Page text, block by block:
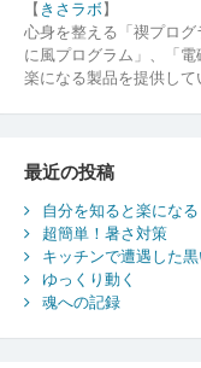
【 きさラボ】
心身を整える「禊プロ
に風プログラム」、「
楽になる製品を提供して
最近の投稿
自分を知ると楽にな
超簡単！暑さ対策
キッチンで遭遇した
ゆっくり動く
魂への記録